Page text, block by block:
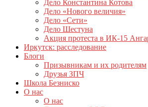
Дело Константина Котова
Дело «Нового величия»
Дело «Сети»
Дело Шестуна
Акция протеста в ИК-15
Иркутск: расследование
Блоги
Призывникам и их родителям
Друзья ЗПЧ
Школа Безниско
О нас
О нас